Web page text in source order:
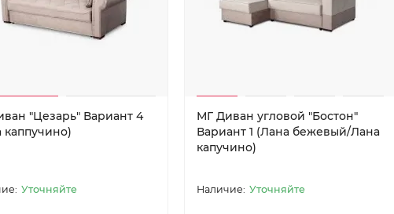
"Цезарь" Вариант 4
каппучино)
Уточняйте
МГ Диван угловой "Бостон"
Вариант 1 (Лана бежевый/Лана
капучино)
Уточняйте